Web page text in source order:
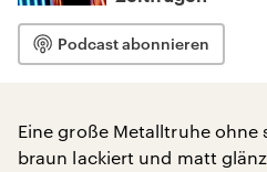
Podcast abonnieren
Eine große Metalltruhe ohne
braun lackiert und matt